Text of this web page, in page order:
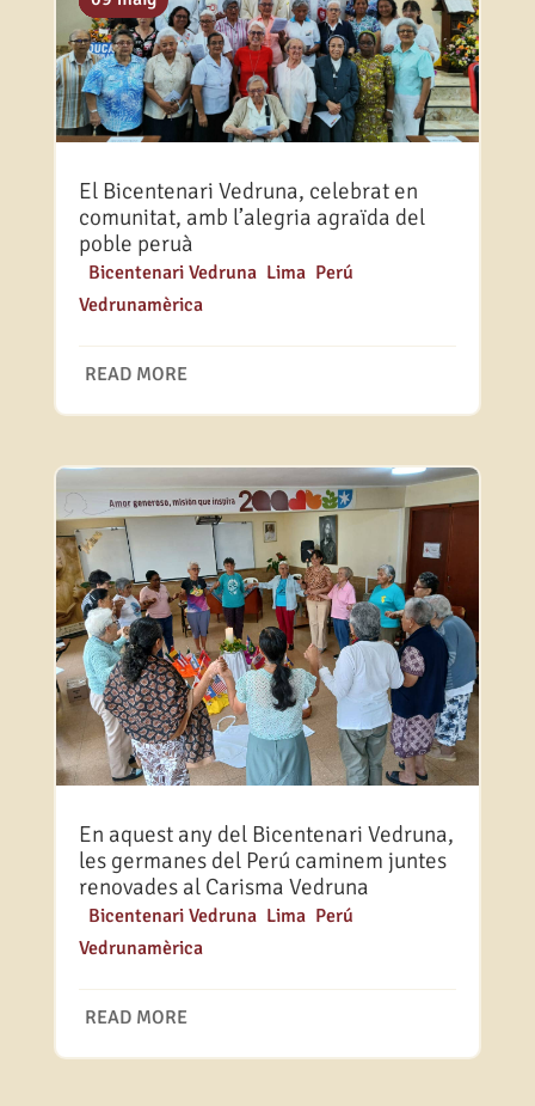
El Bicentenari Vedruna, celebrat en
comunitat, amb l’alegria agraïda del
poble peruà
Bicentenari Vedruna, Lima, Perú
Vedrunamèrica
READ MORE
En aquest any del Bicentenari Vedruna,
les germanes del Perú caminem juntes
renovades al Carisma Vedruna
Bicentenari Vedruna, Lima, Perú
Vedrunamèrica
READ MORE